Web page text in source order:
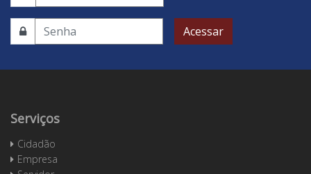
Acessar
Serviços
Cidadão
Empresa